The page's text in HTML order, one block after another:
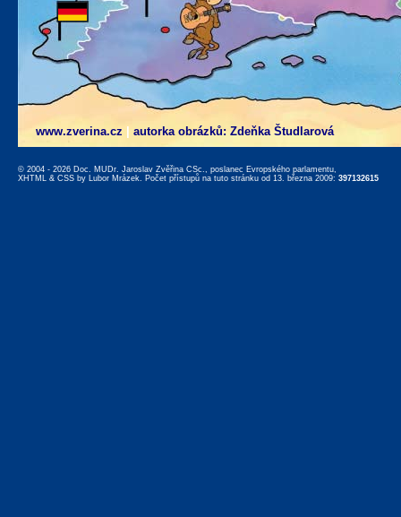
www.zverina.cz autorka obrázků: Zdeňka Študlarová
© 2004 - 2026 Doc. MUDr. Jaroslav Zvěřina CSc., poslanec Evropského parlamentu,
XHTML & CSS by Lubor Mrázek. Počet přístupů na tuto stránku od 13. března 2009: 397132615